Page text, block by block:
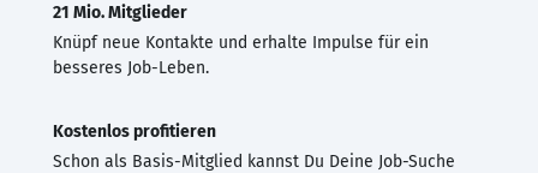
21 Mio. Mitglieder
Knüpf neue Kontakte und erhalte Impulse für ein
besseres Job-Leben.
Kostenlos profitieren
Schon als Basis-Mitglied kannst Du Deine Job-Suche